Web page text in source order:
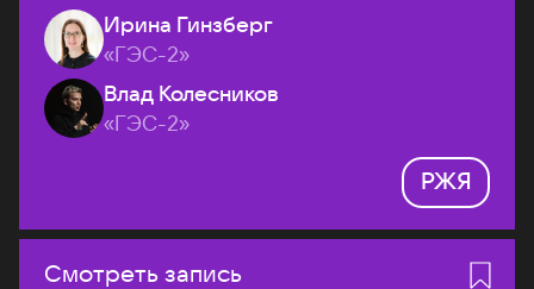
Ирина Гинзберг
«ГЭС-2»
Влад Колесников
«ГЭС-2»
РЖЯ
Смотреть запись